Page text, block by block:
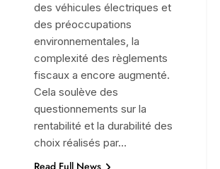
des véhicules électriques et
des préoccupations
environnementales, la
complexité des règlements
fiscaux a encore augmenté.
Cela soulève des
questionnements sur la
rentabilité et la durabilité des
choix réalisés par…
Read Full News